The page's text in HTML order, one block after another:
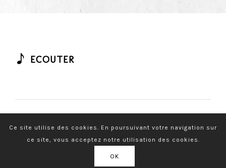
ECOUTER
Ce site utilise des cookies. En poursuivant votre navigation sur
ce site, vous acceptez notre utilisation des cookies.
OK